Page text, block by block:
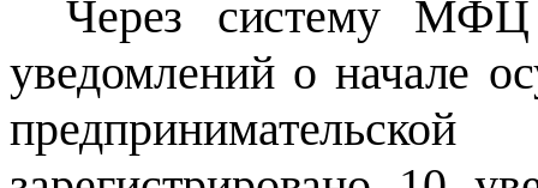
Через систему
уведомлений о начале